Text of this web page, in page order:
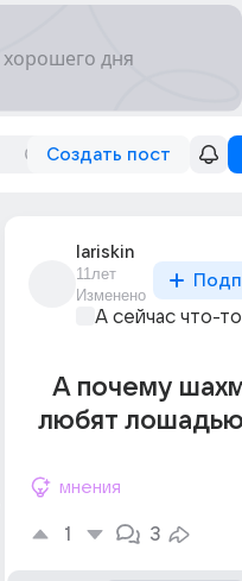
Создать пост
lariskin
11лет
Изменено
А сейчас что-
А почему
любят лошадью
мнения
1 3